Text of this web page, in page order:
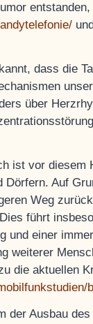
dass die
über
ist vor diesem
Dörfern. Auf
Weg
führt
und einer
weiterer
die aktuellen
der Ausbau